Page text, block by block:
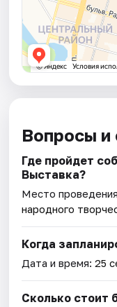
Вопросы и
Где пройдет
Выставка?
Место
народного
Когда
Дата и время:25
Сколько стоит